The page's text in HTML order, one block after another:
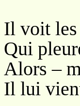
Il voit les
Qui
Alors –
Il lui